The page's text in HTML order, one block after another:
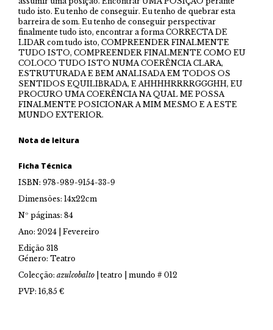
tudo isto. Eu tenho de conseguir. Eu tenho de quebrar esta
barreira de som. Eu tenho de conseguir perspectivar
finalmente tudo isto, encontrar a forma CORRECTA DE
LIDAR com tudo isto, COMPREENDER FINALMENTE
TUDO ISTO, COMPREENDER FINALMENTE COMO EU
COLOCO TUDO ISTO NUMA COERÊNCIA CLARA,
ESTRUTURADA E BEM ANALISADA EM TODOS OS
SENTIDOS EQUILIBRADA, E AHHHHRRRRGGGHH, EU
PROCURO UMA COERÊNCIA NA QUAL ME POSSA
FINALMENTE POSICIONAR A MIM MESMO E A ESTE
MUNDO EXTERIOR.
Nota de leitura
Ficha Técnica
ISBN: 978-989-9154-33-9
Dimensões: 14x22cm
Nº páginas: 84
Ano: 2024 | Fevereiro
Edição 318
Género: Teatro
Colecção: azulcobalto | teatro | mundo # 012
PVP: 16,85 €